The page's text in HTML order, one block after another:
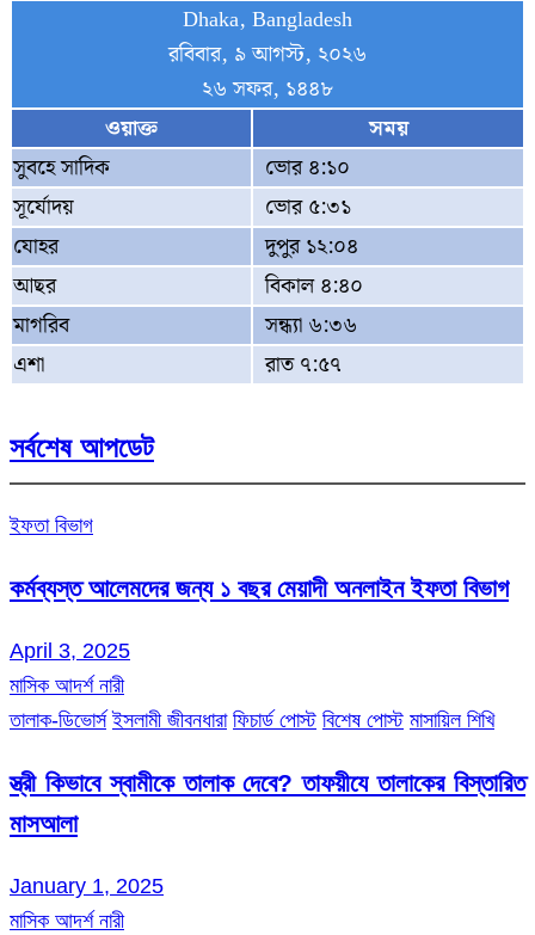
Dhaka, Bangladesh
রবিবার, ৯ আগস্ট, ২০২৬
২৬ সফর, ১৪৪৮
ওয়াক্ত
সময়
সুবহে সাদিক
ভোর ৪:১০
সূর্যোদয়
ভোর ৫:৩১
যোহর
দুপুর ১২:০৪
আছর
বিকাল ৪:৪০
মাগরিব
সন্ধ্যা ৬:৩৬
এশা
রাত ৭:৫৭
সর্বশেষ আপডেট
ইফতা বিভাগ
কর্মব্যস্ত আলেমদের জন্য ১ বছর মেয়াদী অনলাইন ইফতা বিভাগ
April 3, 2025
মাসিক আদর্শ নারী
তালাক-ডিভোর্স ইসলামী জীবনধারা ফিচার্ড পোস্ট বিশেষ পোস্ট মাসায়িল শিখি
স্ত্রী কিভাবে স্বামীকে তালাক দেবে? তাফয়ীযে তালাকের বিস্তারিত
মাসআলা
January 1, 2025
মাসিক আদর্শ নারী